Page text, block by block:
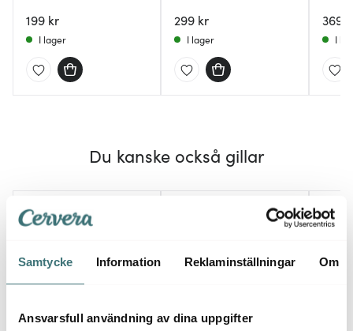
Samtycke Information Reklaminställningar Om
Ansvarsfull användning av dina uppgifter
199 kr
I lager
299 kr
I lager
369
I
Du kanske också gillar